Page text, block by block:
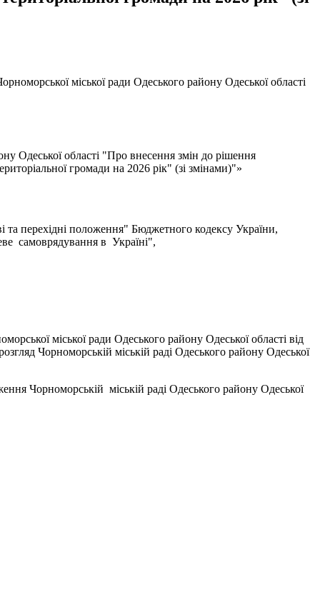
міської ради Одеського району Одеської області
Одеської області "Про внесення змін до рішення
громади на 2026 рік" (зі змінами)"»
та перехідні положення" Бюджетного кодексу України,
самоврядування в Україні",
міської ради Одеського району Одеської області від
Чорноморській міській раді Одеського району Одеської
Чорноморській міській раді Одеського району Одеської